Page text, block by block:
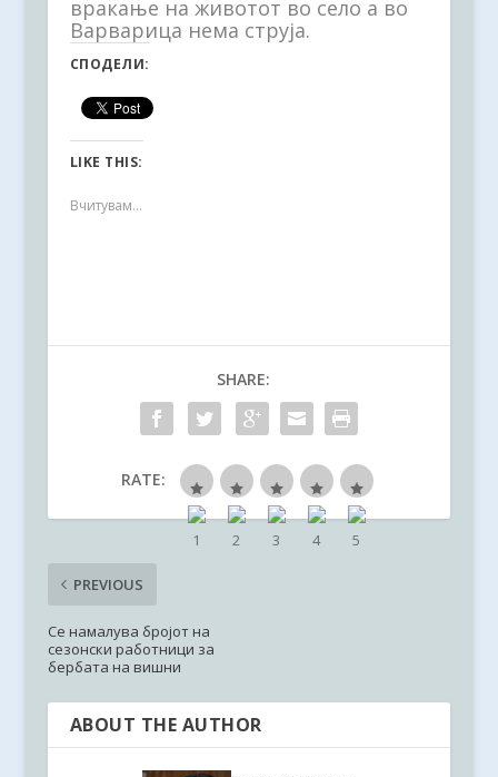
вракање на животот во село а во
Варварица нема струја.
СПОДЕЛИ:
LIKE THIS:
Вчитувам...
SHARE:
RATE:
PREVIOUS
Се намалува бројот на
сезонски работници за
бербата на вишни
ABOUT THE AUTHOR